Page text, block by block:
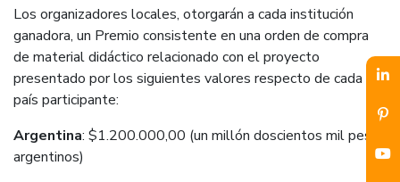
Los organizadores locales, otorgarán a cada institución
ganadora, un Premio consistente en una orden de compra
de material didáctico relacionado con el proyecto
presentado por los siguientes valores respecto de cada
país participante:
Argentina: $1.200.000,00 (un millón doscientos mil pesos
argentinos)